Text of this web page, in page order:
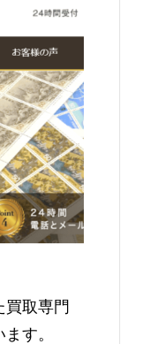
取専門
す。